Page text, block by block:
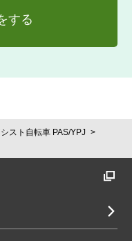
する
スト自転車 PAS/YPJ